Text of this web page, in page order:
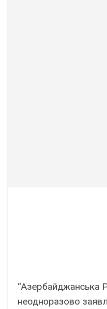
“Азербайджанська
неодноразово